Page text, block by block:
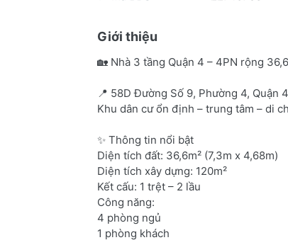
Giới thiệu
🏡 Nhà 3 tầng Quận 4 – 4PN rộng
📍 58D Đường Số 9, Phường 4, Quận 4
Khu dân cư ổn định – trung tâm – di
✨ Thông tin nổi bật
Diện tích đất: 36,6m² (7,3m x 4,68m)
Diện tích xây dựng: 120m²
Kết cấu: 1 trệt – 2 lầu
Công năng:
4 phòng ngủ
1 phòng khách